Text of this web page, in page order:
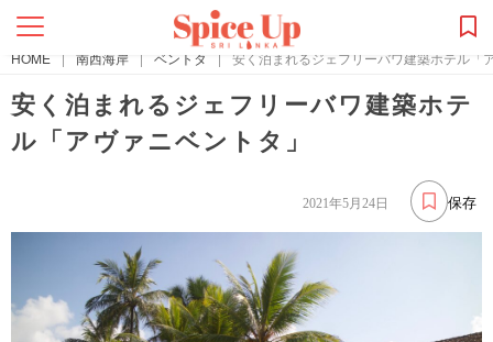
HOME | 南西海岸 | ベントタ | 安く泊まれるジェフリーバワ建築ホテル「
安く泊まれるジェフリーバワ建築ホテ
ル「アヴァニベントタ」
保存
2021年5月24日